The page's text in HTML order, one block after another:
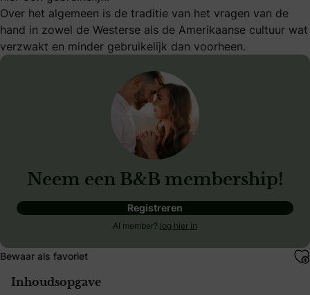
Over het algemeen is de traditie van het vragen van de
hand in zowel de Westerse als de Amerikaanse cultuur wat
verzwakt en minder gebruikelijk dan voorheen.
Neem een B&B membership!
Registreren
Al member? log hier in
Bewaar als favoriet
Inhoudsopgave